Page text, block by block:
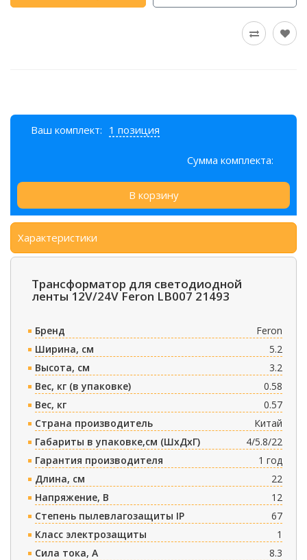
Ваш комплект: 1 позиция
Сумма комплекта:
В корзину
Характеристики
Трансформатор для светодиодной
ленты 12V/24V Feron LB007 21493
Бренд
Feron
Ширина, см
5.2
Высота, см
3.2
Вес, кг (в упаковке)
0.58
Вес, кг
0.57
Страна производитель
Китай
Габариты в упаковке,см (ШxДxГ)
4/5.8/22
Гарантия производителя
1 год
Длина, см
22
Напряжение, В
12
Степень пылевлагозащиты IP
67
Класс электрозащиты
1
Сила тока, A
8.3